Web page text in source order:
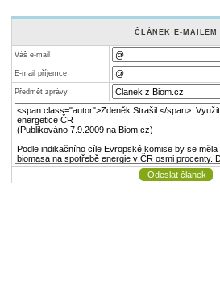
ČLÁNEK E-MAILEM
Váš e-mail
E-mail příjemce
Předmět zprávy